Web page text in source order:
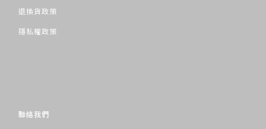
退換貨政策
隱私權政策
聯絡我們